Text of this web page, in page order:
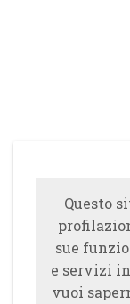
Questo
sue
e servizi
vuoi